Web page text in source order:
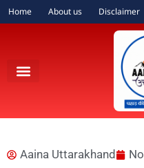
Home About us Disclaimer
Aaina Uttarakhand